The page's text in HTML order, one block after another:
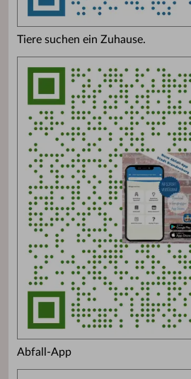
Tiere suchen ein Zuhause.
Abfall-App